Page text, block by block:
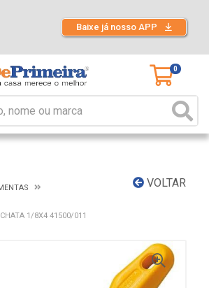
Baixe já nosso APP
0
VOLTAR
1/8X4 41500/011